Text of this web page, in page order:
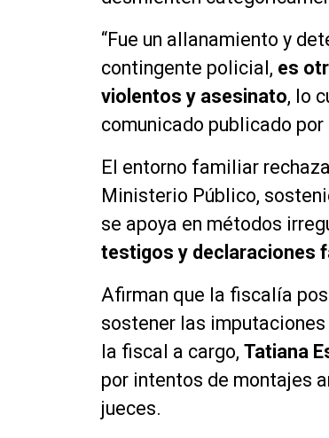
“Fue un allanamiento y
contingente policial, es
violentos y asesinato, lo
comunicado publicado
El entorno familiar
Ministerio Público,
se apoya en métodos
testigos y declaraciones
Afirman que la fiscalía
sostener las
la fiscal a cargo, Tatiana
por intentos de montajes
jueces.